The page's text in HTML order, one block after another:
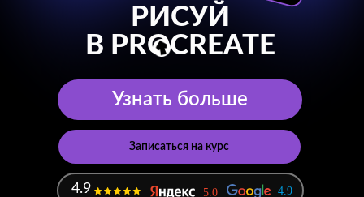
Узнать больше
Записаться на курс
4.9
РИСУЙ
В PROCREATE